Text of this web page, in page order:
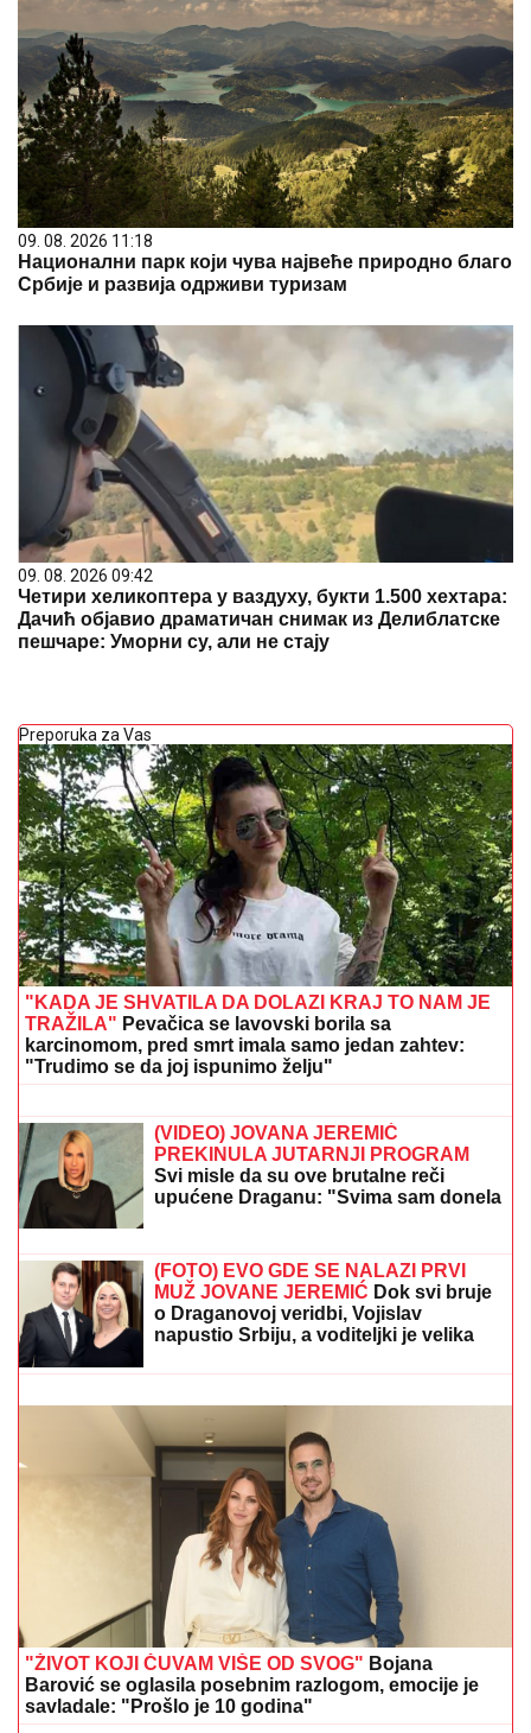
09. 08. 2026 11:18
Национални парк који чува највеће природно благо
Србије и развија одрживи туризам
09. 08. 2026 09:42
Четири хеликоптера у ваздуху, букти 1.500 хехтара:
Дачић објавио драматичан снимак из Делиблатске
пешчаре: Уморни су, али не стају
Preporuka za Vas
"KADA JE SHVATILA DA DOLAZI KRAJ TO NAM JE
TRAŽILA" Pevačica se lavovski borila sa
karcinomom, pred smrt imala samo jedan zahtev:
"Trudimo se da joj ispunimo želju"
Italijan pred odlukom sezone, otkriveni
svi detalji
Svi misle da su ove brutalne reči
upućene Draganu: "Svima sam donela
samo dobro"
DANAS SLAVIMO DVA VELIKA
SVETITELjA: Uradite
ovo za zdravlje i zaštitite svoj dom
(FOTO) EVO GDE SE NALAZI PRVI
MUŽ JOVANE JEREMIĆ Dok svi bruje
o Draganovoj veridbi, Vojislav
napustio Srbiju, a voditeljki je velika
podrška: "Brak nam je bio savršen"